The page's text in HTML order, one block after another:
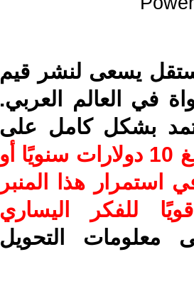
يسعى لنشر قيم
في العالم العربي.
بشكل كامل على
ساهم/ي معنا! بدعمكم بمبلغ 10 دولارات سنويًا أو
استمرار هذا المنبر
للفكر اليساري
معلومات التحويل